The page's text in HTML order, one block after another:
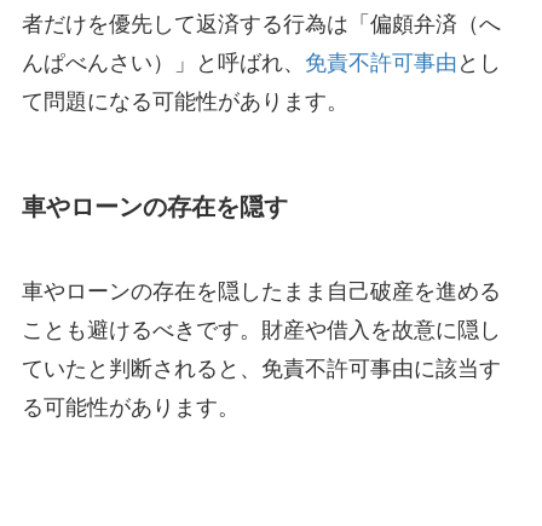
者だけを優先して返済する行為は「偏頗弁済（へ
んぱべんさい）」と呼ばれ、 免責不許可事由とし
て問題になる可能性があります。
車やローンの存在を隠す
車やローンの存在を隠したまま自己破産を進める
ことも避けるべきです。財産や借入を故意に隠し
ていたと判断されると、免責不許可事由に該当す
る可能性があります。